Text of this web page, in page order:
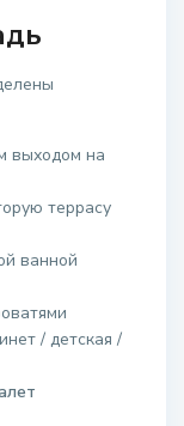
выходом на
террасу
ванной
/ детская /